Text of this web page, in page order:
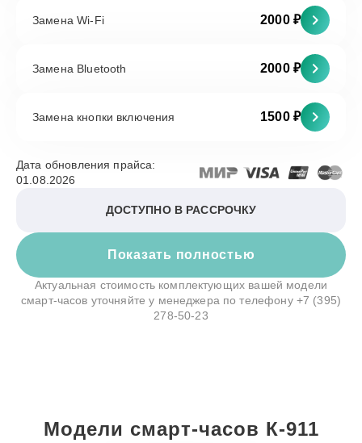
Замена Wi-Fi 2000 ₽
Замена Bluetooth 2000 ₽
Замена кнопки включения 1500 ₽
Показать полностью
Дата обновления прайса:
01.08.2026
ДОСТУПНО В РАССРОЧКУ
Актуальная стоимость комплектующих вашей модели
смарт-часов уточняйте у менеджера по телефону +7 (395)
278-50-23
Модели смарт-часов К-911